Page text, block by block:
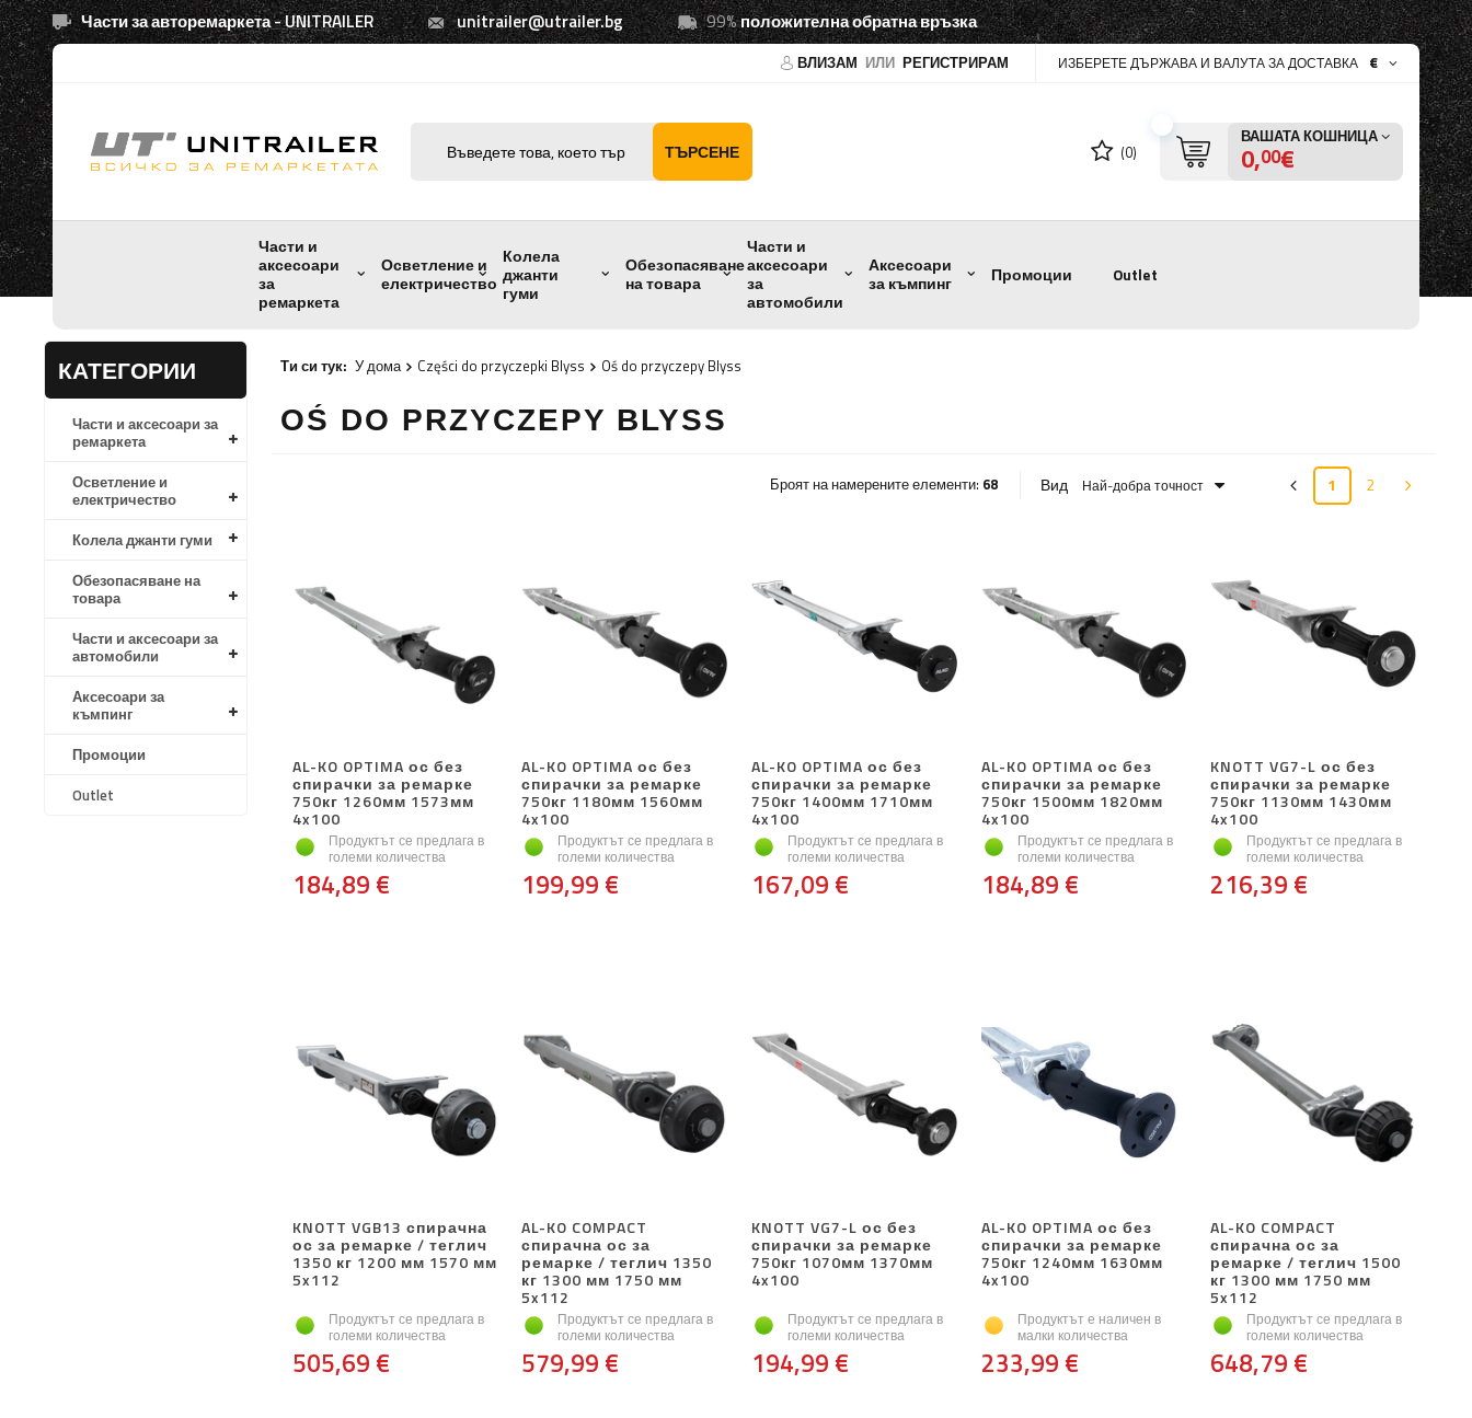
Части за авторемаркета - UNITRAILER unitrailer@utrailer.bg 99%положителна обратна връзка
ВЛИЗАМ ИЛИ РЕГИСТРИРАМ ИЗБЕРЕТЕ ДЪРЖАВА И ВАЛУТА ЗА ДОСТАВКА €
ТЪРСЕНЕ (0)
ВАШАТА КОШНИЦА
0,00€
Части и
аксесоари
за
ремаркета
Осветление и
електричество
Колела
джанти
гуми
Обезопасяване
на товара
Части и
аксесоари
за
автомобили
Аксесоари
за къмпинг
Промоции Outlet
КАТЕГОРИИ
Части и аксесоари за
ремаркета
Осветление и
електричество
Колела джанти гуми
Обезопасяване на
товара
Части и аксесоари за
автомобили
Аксесоари за
къмпинг
Промоции
Outlet
Ти си тук: У дома Części do przyczepki Blyss Oś do przyczepy Blyss
OŚ DO PRZYCZEPY BLYSS
Броят на намерените елементи: 68 Вид Най-добра точност 1 2
AL-KO OPTIMA ос без
спирачки за ремарке
750кг 1260мм 1573мм
4x100
Продуктът се предлага в
големи количества
184,89 €
AL-KO OPTIMA ос без
спирачки за ремарке
750кг 1180мм 1560мм
4x100
Продуктът се предлага в
големи количества
199,99 €
AL-KO OPTIMA ос без
спирачки за ремарке
750кг 1400мм 1710мм
4x100
Продуктът се предлага в
големи количества
167,09 €
AL-KO OPTIMA ос без
спирачки за ремарке
750кг 1500мм 1820мм
4x100
Продуктът се предлага в
големи количества
184,89 €
KNOTT VG7-L ос без
спирачки за ремарке
750кг 1130мм 1430мм
4x100
Продуктът се предлага в
големи количества
216,39 €
KNOTT VGB13 спирачна
ос за ремарке / теглич
1350 кг 1200 мм 1570 мм
5x112
Продуктът се предлага в
големи количества
505,69 €
AL-KO COMPACT
спирачна ос за
ремарке / теглич 1350
кг 1300 мм 1750 мм
5x112
Продуктът се предлага в
големи количества
579,99 €
KNOTT VG7-L ос без
спирачки за ремарке
750кг 1070мм 1370мм
4x100
Продуктът се предлага в
големи количества
194,99 €
AL-KO OPTIMA ос без
спирачки за ремарке
750кг 1240мм 1630мм
4x100
Продуктът е наличен в
малки количества
233,99 €
AL-KO COMPACT
спирачна ос за
ремарке / теглич 1500
кг 1300 мм 1750 мм
5x112
Продуктът се предлага в
големи количества
648,79 €